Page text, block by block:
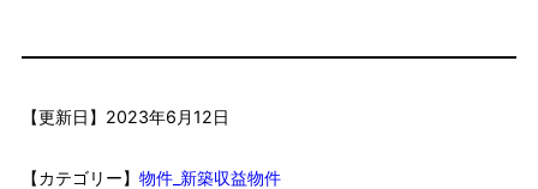
【更新日】 2023年6月12日
【カテゴリー】 物件_新築収益物件